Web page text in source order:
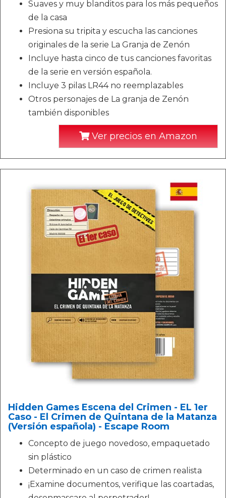
Suaves y muy blanditos para los más pequeños
de la casa
Presiona su tripita y escucha las canciones
originales de la serie La Granja de Zenón
Incluye hasta cinco de tus canciones favoritas
de la serie en versión española.
Incluye 3 pilas LR44 no reemplazables
Otros personajes de La granja de Zenón
también disponibles
Ver precios en Amazon
Hidden Games Escena del Crimen - EL 1er
Caso - El Crimen de Quintana de la Matanza
(Versión española) - Escape Room
Concepto de juego novedoso, empaquetado
sin plástico
Determinado en un caso de crimen realista
¡Examine documentos, verifique las coartadas,